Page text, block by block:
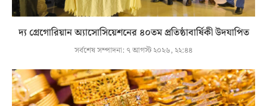
দ্য গ্রেগোরিয়ান অ্যাসোসিয়েশনের ৪০তম প্রতিষ্ঠাবার্ষিকী উদযাপিত
সর্বশেষ সম্পাদনা: ৭ আগস্ট ২০২৬, ২২:৪৪